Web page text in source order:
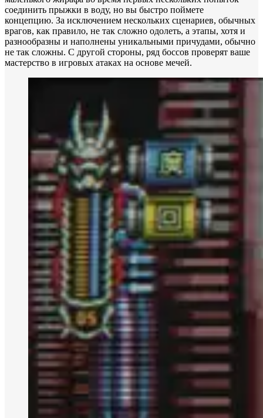
соединить прыжки в воду, но вы быстро поймете
концепцию. За исключением нескольких сценариев, обычных
врагов, как правило, не так сложно одолеть, а этапы, хотя и
разнообразны и наполнены уникальными причудами, обычно
не так сложны. С другой стороны, ряд боссов проверят ваше
мастерство в игровых атаках на основе мечей.